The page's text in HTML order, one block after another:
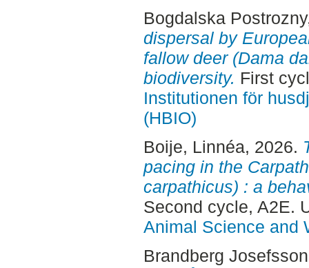
Bogdalska
dispersal by
fallow deer (Dama
biodiversity. First
Institutionen för
(HBIO)
Boije, Linnéa, 2026.
pacing in the
carpathicus) : a
Second cycle, A2E.
Animal Science and
Brandberg